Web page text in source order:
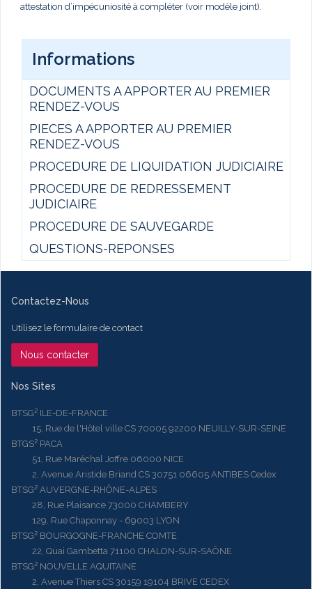
attestation d’impécuniosité à compléter (voir modèle joint).
Informations
DOCUMENTS A APPORTER AU PREMIER
RENDEZ-VOUS
PIECES A APPORTER AU PREMIER
RENDEZ-VOUS
PROCEDURE DE LIQUIDATION JUDICIAIRE
PROCEDURE DE REDRESSEMENT
JUDICIAIRE
PROCEDURE DE SAUVEGARDE
QUESTIONS-REPONSES
Contactez-Nous
Utilisez le formulaire de contact
Nous contacter
Nos Sites
BTSG² ILE-DE-FRANCE
15, Rue de l'Hôtel ville CS 70005 92200 NEUILLY-SUR-SEINE
BTGS² PACA
51, Rue Maréchal Joffre 06000 NICE
2, Avenue Aristide Briand CS 30751 06605 ANTIBES Cedex
BTSG² AUVERGNE-RHÔNE-ALPES
28, Rue Plaisance 73000 CHAMBERY
129, Rue Chaponnay - 69003 LYON
BTSG² BOURGOGNE-FRANCHE COMTE
22, Quai Gambetta 71100 CHALON-SUR-SAÔNE
BTSG² NOUVELLE AQUITAINE
2, Avenue Thiers CS 30159 19104 BRIVE CEDEX